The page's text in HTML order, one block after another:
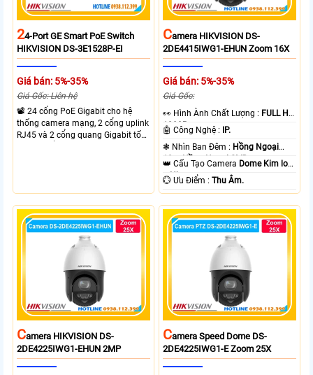
24-Port GE Smart PoE Switch
HIKVISION DS-3E1528P-EI
Giá bán: 5%-35%
Giá Gốc: Liên hệ
📽 24 cổng PoE Gigabit cho hệ
thống camera mạng, 2 cổng uplink
RJ45 và 2 cổng quang Gigabit tốc
CAmera HIKVISION DS-
2DE4415IWG1-EHUN Zoom 16X
Giá bán: 5%-35%
Giá Gốc:
️👀 Hình Ành Chất Lượng : FULL HD
1080P .
🤖️ Công Nghệ :
IP.
❃ Nhìn Ban Đêm : Hồng Ngoại
10m Hồng Ngoại SMD.
👑 Cấu Tạo Camera Dome Kim loại
+ Nhựa.
️💮 Ưu Điểm :Thu Âm.
CAmera HIKVISION DS-
2DE4225IWG1-EHUN 2MP
CAmera Speed Dome DS-
2DE4225IWG1-E Zoom 25X